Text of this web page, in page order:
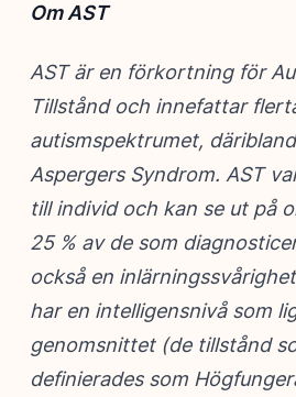
Om AST
AST är en förkortning för
Tillstånd och innefattar
autismspektrumet,
Aspergers Syndrom. AST
till individ och kan se ut på
25 % av de som
också en
har en intelligensnivå som
genomsnittet (de tillstånd
definierades som